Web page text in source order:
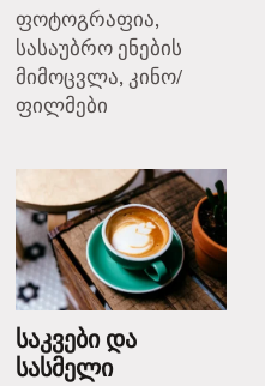
ფოტოგრაფია,
სასაუბრო ენების
მიმოცვლა, კინო/
ფილმები
საკვები და
სასმელი